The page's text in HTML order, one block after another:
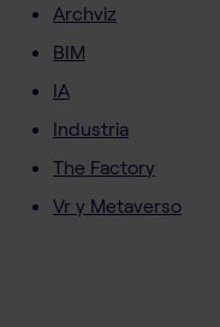
Archviz
BIM
IA
Industria
The Factory
Vr y Metaverso